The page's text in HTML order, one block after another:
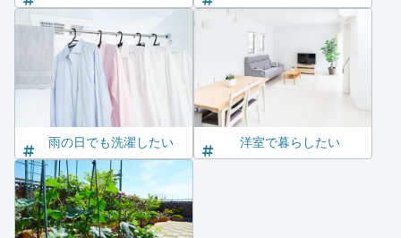
雨の日でも洗濯したい 洋室で暮らしたい